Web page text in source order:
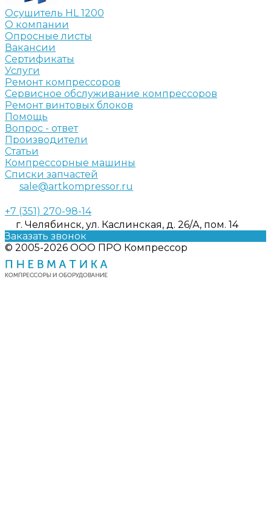
Осушитель HL 1200
О компании
Опросные листы
Вакансии
Сертификаты
Услуги
Ремонт компрессоров
Сервисное обслуживание компрессоров
Ремонт винтовых блоков
Помощь
Вопрос - ответ
Производители
Статьи
Компрессорные машины
Списки запчастей
sale@artkompressor.ru
+7 (351) 270-98-14
г. Челябинск, ул. Каслинская, д. 26/А, пом. 14
Заказать звонок
© 2005-2026 ООО ПРО Компрессор